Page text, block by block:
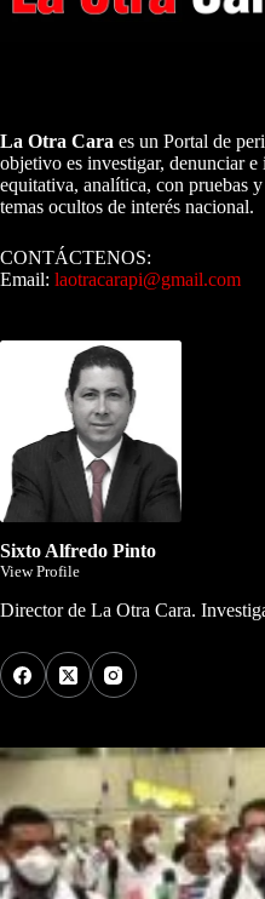
La Otra Cara es un Portal de
objetivo es investigar, denunciar e
equitativa, analítica, con pruebas
temas ocultos de interés nacional.
CONTÁCTENOS:
Email: laotracarapi@gmail.com
Sixto Alfredo Pinto
View Profile
Director de La Otra Cara.